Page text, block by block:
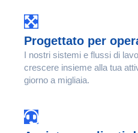
Progettato per
I nostri sistemi e flussi di
crescere insieme alla tua
giorno a migliaia.